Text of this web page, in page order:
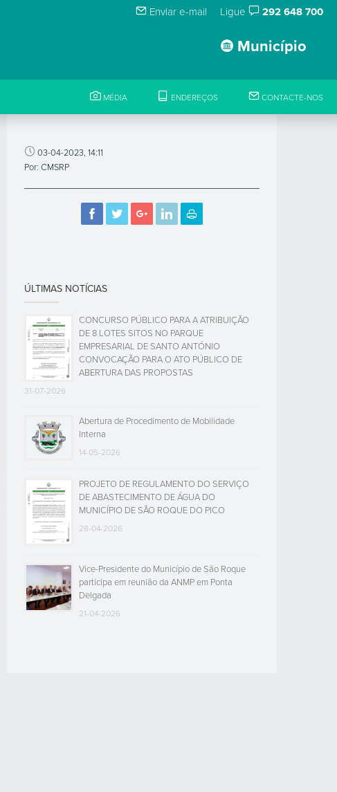
Enviar e-mail Ligue 292 648 700
Município
MÉDIA ENDEREÇOS CONTACTE-NOS
03-04-2023, 14:11
Por: CMSRP
ÚLTIMAS NOTÍCIAS
CONCURSO PÚBLICO PARA A ATRIBUIÇÃO
DE 8 LOTES SITOS NO PARQUE
EMPRESARIAL DE SANTO ANTÓNIO
CONVOCAÇÃO PARA O ATO PÚBLICO DE
ABERTURA DAS PROPOSTAS
31-07-2026
Abertura de Procedimento de Mobilidade
Interna
14-05-2026
PROJETO DE REGULAMENTO DO SERVIÇO
DE ABASTECIMENTO DE ÁGUA DO
MUNICÍPIO DE SÃO ROQUE DO PICO
28-04-2026
Vice-Presidente do Município de São Roque
participa em reunião da ANMP em Ponta
Delgada
21-04-2026